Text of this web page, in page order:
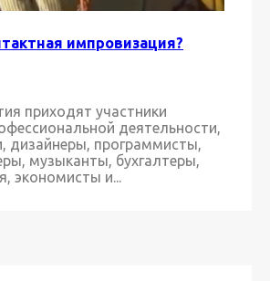
импровизация?
приходят участники
деятельности,
дизайнеры, программисты,
музыканты, бухгалтеры,
экономисты и...